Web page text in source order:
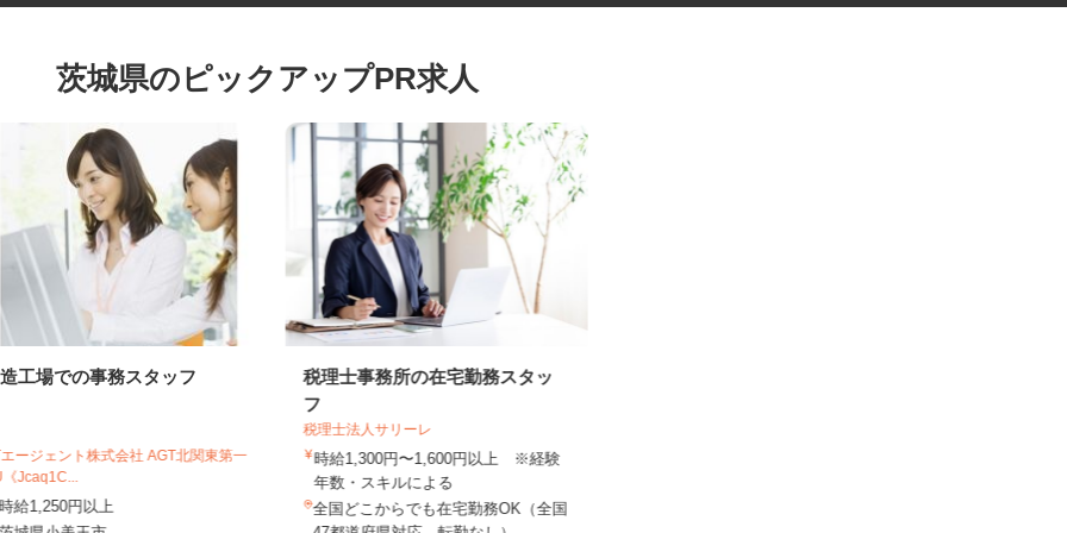
茨城県のピックアップPR求人
エージェント株式会社 AGT北関東第一
《Jcaq1C...
税理士事務所の在宅勤務スタッ
フ
税理士法人サリーレ
時給1,300円〜1,600円以上 ※経験
年数・スキルによる